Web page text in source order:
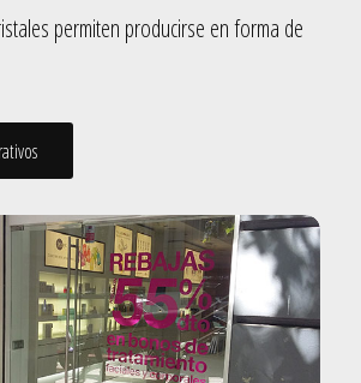
permiten producirse en forma de